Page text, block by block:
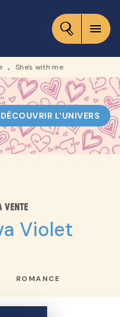
CONTENU
menu
• She's with me
DÉCOUVRIR L'UNIVERS
vente
Violet
ROMANCE